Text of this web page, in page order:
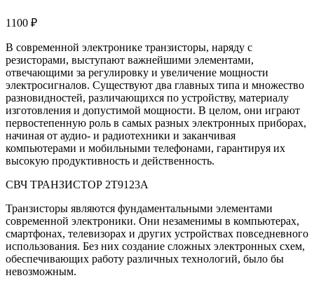
1100 ₽
В современной электронике транзисторы, наряду с
резисторами, выступают важнейшими элементами,
отвечающими за регулировку и увеличение мощности
электросигналов. Существуют два главных типа и множество
разновидностей, различающихся по устройству, материалу
изготовления и допустимой мощности. В целом, они играют
первостепенную роль в самых разных электронных приборах,
начиная от аудио- и радиотехники и заканчивая
компьютерами и мобильными телефонами, гарантируя их
высокую продуктивность и действенность.
СВЧ ТРАНЗИСТОР 2Т9123А
Транзисторы являются фундаментальными элементами
современной электроники. Они незаменимы в компьютерах,
смартфонах, телевизорах и других устройствах повседневного
использования. Без них создание сложных электронных схем,
обеспечивающих работу различных технологий, было бы
невозможным.